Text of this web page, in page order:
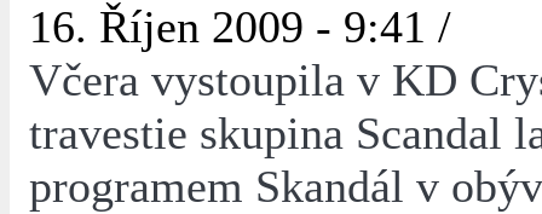
16. Říjen 2009 - 9:41 /
Včera vystoupila v KD
travestie skupina Scandal
programem Skandál v